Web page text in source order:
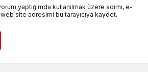
yaptığımda kullanılmak üzere adımı, e-
site adresimi bu tarayıcıya kaydet.